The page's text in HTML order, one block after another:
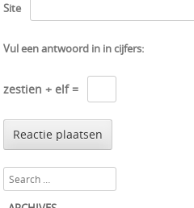
Site
Vul een antwoord in in cijfers:
zestien + elf =
Search